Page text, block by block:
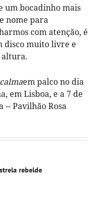
um bocadinho mais
nome para
com atenção, é
disco muito livre e
altura.
calmaem palco no dia
em Lisboa, e a 7 de
-- Pavilhão Rosa
rebelde